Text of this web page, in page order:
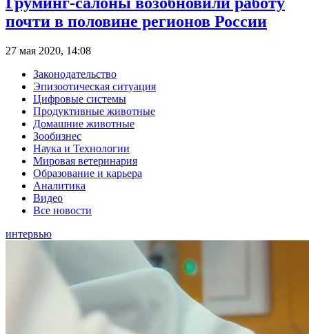
почти в половине регионов России
27 мая 2020, 14:08
Законодательство
Эпизоотическая ситуация
Цифровые системы
Продуктивные животные
Домашние животные
Зообизнес
Наука и Технологии
Мировая ветеринария
Образование и карьера
Аналитика
Видео
Все новости
интервью